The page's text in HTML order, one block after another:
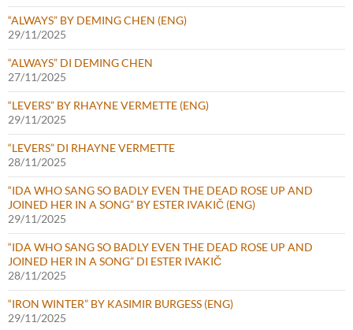
“ALWAYS” BY DEMING CHEN (ENG)
29/11/2025
“ALWAYS” DI DEMING CHEN
27/11/2025
“LEVERS” BY RHAYNE VERMETTE (ENG)
29/11/2025
“LEVERS” DI RHAYNE VERMETTE
28/11/2025
“IDA WHO SANG SO BADLY EVEN THE DEAD ROSE UP AND
JOINED HER IN A SONG” BY ESTER IVAKIČ (ENG)
29/11/2025
“IDA WHO SANG SO BADLY EVEN THE DEAD ROSE UP AND
JOINED HER IN A SONG” DI ESTER IVAKIČ
28/11/2025
“IRON WINTER” BY KASIMIR BURGESS (ENG)
29/11/2025